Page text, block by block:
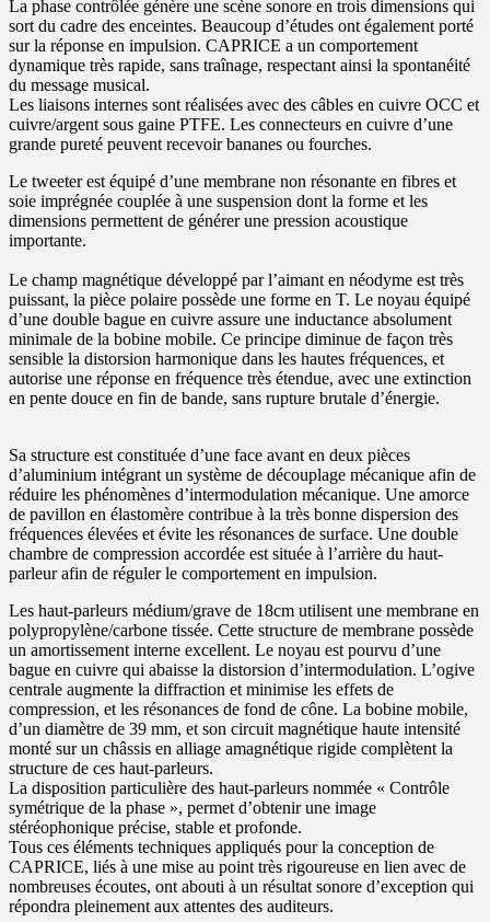
La phase contrôlée génère une scène sonore en trois dimensions qui
sort du cadre des enceintes. Beaucoup d’études ont également porté
sur la réponse en impulsion. CAPRICE a un comportement
dynamique très rapide, sans traînage, respectant ainsi la spontanéité
du message musical.
Les liaisons internes sont réalisées avec des câbles en cuivre OCC et
cuivre/argent sous gaine PTFE. Les connecteurs en cuivre d’une
grande pureté peuvent recevoir bananes ou fourches.
Le tweeter est équipé d’une membrane non résonante en fibres et
soie imprégnée couplée à une suspension dont la forme et les
dimensions permettent de générer une pression acoustique
importante.
Le champ magnétique développé par l’aimant en néodyme est très
puissant, la pièce polaire possède une forme en T. Le noyau équipé
d’une double bague en cuivre assure une inductance absolument
minimale de la bobine mobile. Ce principe diminue de façon très
sensible la distorsion harmonique dans les hautes fréquences, et
autorise une réponse en fréquence très étendue, avec une extinction
en pente douce en fin de bande, sans rupture brutale d’énergie.
Sa structure est constituée d’une face avant en deux pièces
d’aluminium intégrant un système de découplage mécanique afin de
réduire les phénomènes d’intermodulation mécanique. Une amorce
de pavillon en élastomère contribue à la très bonne dispersion des
fréquences élevées et évite les résonances de surface. Une double
chambre de compression accordée est située à l’arrière du haut-
parleur afin de réguler le comportement en impulsion.
Les haut-parleurs médium/grave de 18cm utilisent une membrane en
polypropylène/carbone tissée. Cette structure de membrane possède
un amortissement interne excellent. Le noyau est pourvu d’une
bague en cuivre qui abaisse la distorsion d’intermodulation. L’ogive
centrale augmente la diffraction et minimise les effets de
compression, et les résonances de fond de cône. La bobine mobile,
d’un diamètre de 39 mm, et son circuit magnétique haute intensité
monté sur un châssis en alliage amagnétique rigide complètent la
structure de ces haut-parleurs.
La disposition particulière des haut-parleurs nommée « Contrôle
symétrique de la phase », permet d’obtenir une image
stéréophonique précise, stable et profonde.
Tous ces éléments techniques appliqués pour la conception de
CAPRICE, liés à une mise au point très rigoureuse en lien avec de
nombreuses écoutes, ont abouti à un résultat sonore d’exception qui
répondra pleinement aux attentes des auditeurs.